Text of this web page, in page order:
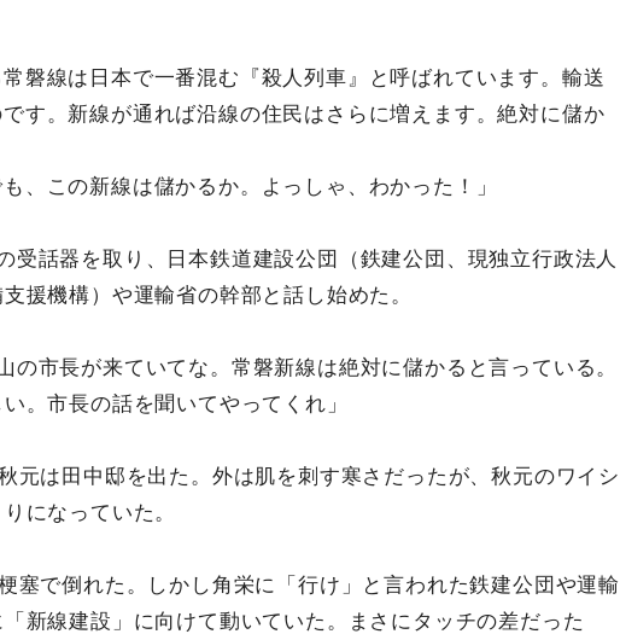
常磐線は日本で一番混む『殺人列車』と呼ばれています。輸送
す。新線が通れば沿線の住民はさらに増えます。絶対に儲か
、この新線は儲かるか。よっしゃ、わかった！」
受話器を取り、日本鉄道建設公団（鉄建公団、現独立行政法人
援機構）や運輸省の幹部と話し始めた。
の市長が来ていてな。常磐新線は絶対に儲かると言っている。
。市長の話を聞いてやってくれ」
元は田中邸を出た。外は肌を刺す寒さだったが、秋元のワイシ
になっていた。
塞で倒れた。しかし角栄に「行け」と言われた鉄建公団や運輸
新線建設」に向けて動いていた。まさにタッチの差だった